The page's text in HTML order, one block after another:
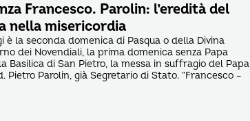
Francesco. Parolin: l’eredità del
nella misericordia
è la seconda domenica di Pasqua o della Divina
dei Novendiali, la prima domenica senza Papa
Basilica di San Pietro, la messa in suffragio del Papa
Parolin, già Segretario di Stato. “Francesco –